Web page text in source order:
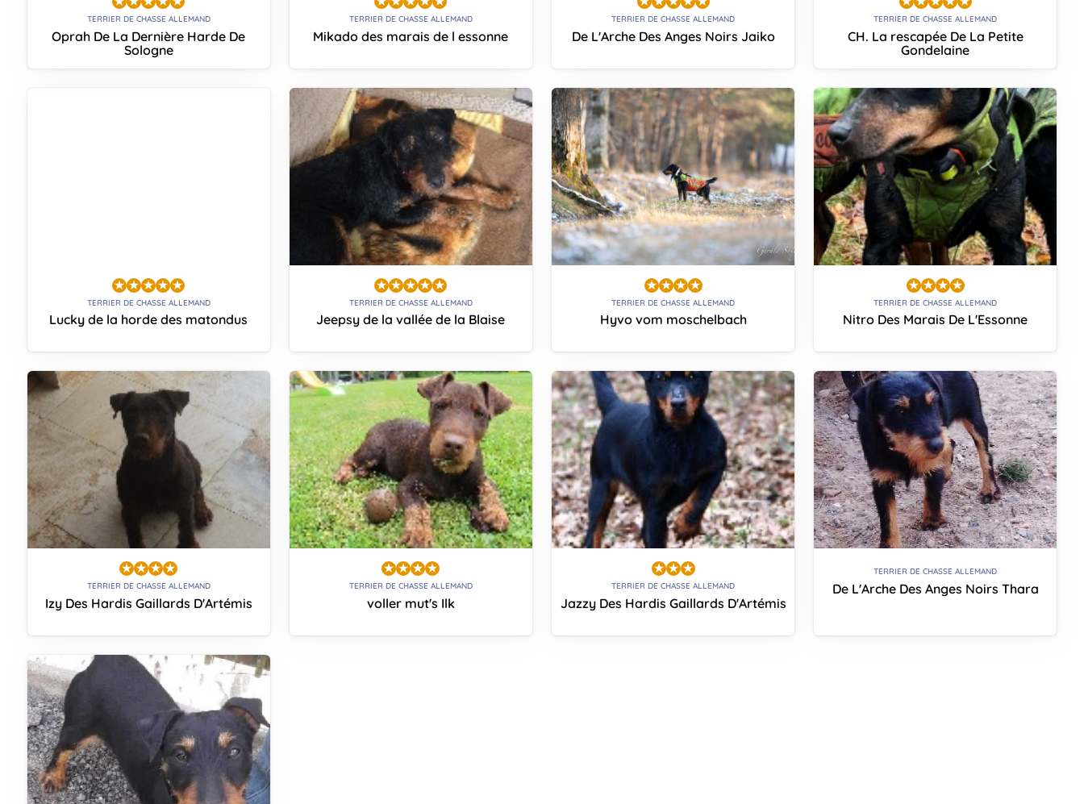
TERRIER DE CHASSE ALLEMAND
Oprah De La Dernière Harde De
Sologne
TERRIER DE CHASSE ALLEMAND
Mikado des marais de l essonne
TERRIER DE CHASSE ALLEMAND
De L'Arche Des Anges Noirs Jaiko
TERRIER DE CHASSE ALLEMAND
CH. La rescapée De La Petite
Gondelaine
TERRIER DE CHASSE ALLEMAND
Lucky de la horde des matondus
TERRIER DE CHASSE ALLEMAND
Jeepsy de la vallée de la Blaise
TERRIER DE CHASSE ALLEMAND
Hyvo vom moschelbach
TERRIER DE CHASSE ALLEMAND
Nitro Des Marais De L'Essonne
TERRIER DE CHASSE ALLEMAND
Izy Des Hardis Gaillards D'Artémis
TERRIER DE CHASSE ALLEMAND
voller mut's Ilk
TERRIER DE CHASSE ALLEMAND
Jazzy Des Hardis Gaillards D'Artémis
TERRIER DE CHASSE ALLEMAND
De L'Arche Des Anges Noirs Thara